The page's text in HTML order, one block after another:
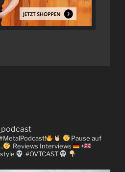
Pause auf
Reviews Interviews
+
#OVTCAST